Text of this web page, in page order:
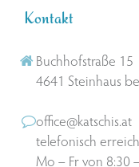
Kontakt
Buchhofstraße 15
4641 Steinhaus
office@katschis.at
telefonisch
Mo – Fr von 8:30